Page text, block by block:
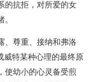
的抗拒，对所爱的女
、尊重、接纳和弗洛
威特某种心理的最终原
幼小的心灵备受煎